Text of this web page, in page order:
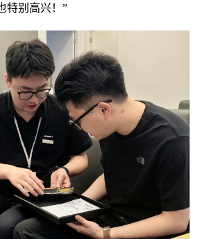
特别高兴！”